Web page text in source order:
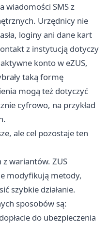
wiadomości SMS z
Urzędnicy nie
loginy ani dane kart
z instytucją dotyczy
konto w eZUS,
taką formę
mogą też dotyczyć
cyfrowo, na przykład
ale cel pozostaje ten
z wariantów. ZUS
modyfikują metody,
szybkie działanie.
sposobów są:
do ubezpieczenia